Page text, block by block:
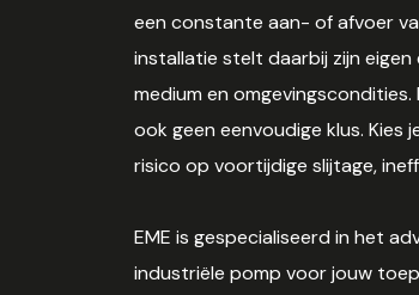
een constante aan- of afvoer
installatie stelt daarbij zijn
medium en
ook geen eenvoudige klus. Kies
risico op voortijdige slijtage,
EME is gespecialiseerd in het
industriële pomp voor jouw